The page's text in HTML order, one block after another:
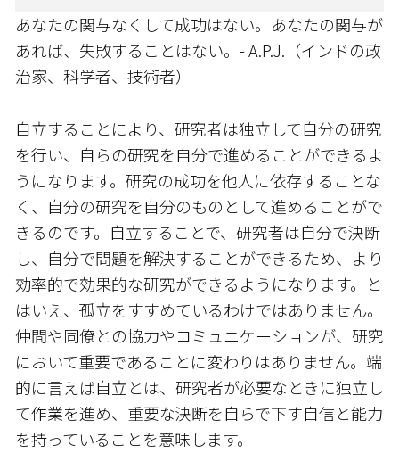
あなたの関与なくして成功はない。あなたの関与が
あれば、失敗することはない。- A.P.J.（インドの政
治家、科学者、技術者）
自立することにより、研究者は独立して自分の研究
を行い、自らの研究を自分で進めることができるよ
うになります。研究の成功を他人に依存することな
く、自分の研究を自分のものとして進めることがで
きるのです。自立することで、研究者は自分で決断
し、自分で問題を解決することができるため、より
効率的で効果的な研究ができるようになります。と
はいえ、孤立をすすめているわけではありません。
仲間や同僚との協力やコミュニケーションが、研究
において重要であることに変わりはありません。端
的に言えば自立とは、研究者が必要なときに独立し
て作業を進め、重要な決断を自らで下す自信と能力
を持っていることを意味します。